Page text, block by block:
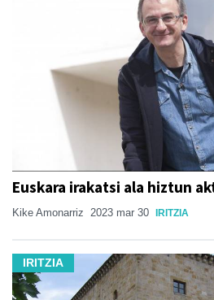
Euskara irakatsi ala hiztun
Kike Amonarriz 2023 mar 30 IRITZIA
IRITZIA